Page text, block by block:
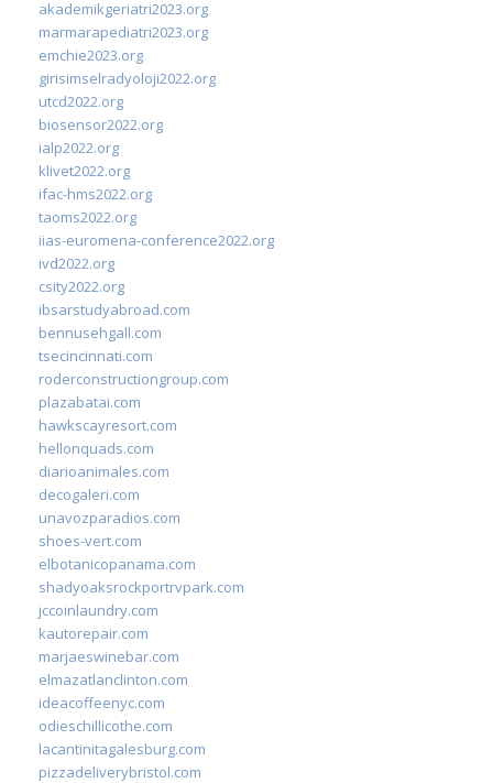
akademikgeriatri2023.org
marmarapediatri2023.org
emchie2023.org
girisimselradyoloji2022.org
utcd2022.org
biosensor2022.org
ialp2022.org
klivet2022.org
ifac-hms2022.org
taoms2022.org
iias-euromena-conference2022.org
ivd2022.org
csity2022.org
ibsarstudyabroad.com
bennusehgall.com
tsecincinnati.com
roderconstructiongroup.com
plazabatai.com
hawkscayresort.com
hellonquads.com
diarioanimales.com
decogaleri.com
unavozparadios.com
shoes-vert.com
elbotanicopanama.com
shadyoaksrockportrvpark.com
jccoinlaundry.com
kautorepair.com
marjaeswinebar.com
elmazatlanclinton.com
ideacoffeenyc.com
odieschillicothe.com
lacantinitagalesburg.com
pizzadeliverybristol.com